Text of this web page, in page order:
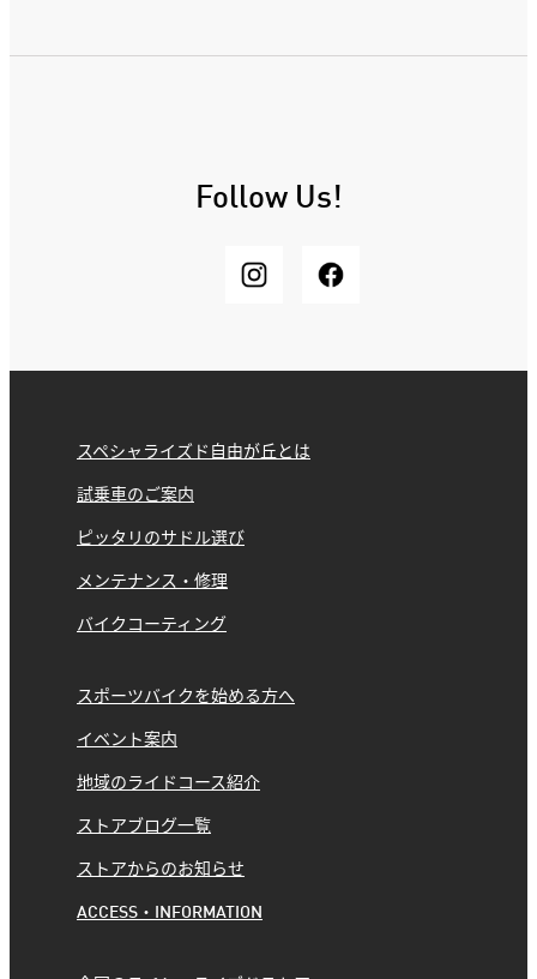
Follow Us!
スペシャライズド自由が丘とは
試乗車のご案内
ピッタリのサドル選び
メンテナンス・修理
バイクコーティング
スポーツバイクを始める方へ
イベント案内
地域のライドコース紹介
ストアブログ一覧
ストアからのお知らせ
ACCESS・INFORMATION